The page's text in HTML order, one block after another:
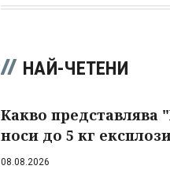
НАЙ-ЧЕТЕНИ
Какво
носи до 5 кг
08.08.2026